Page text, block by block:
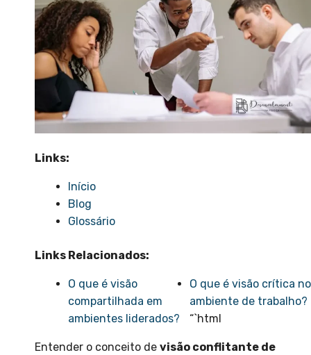
Links:
Início
Blog
Glossário
Links Relacionados:
O que é visão
compartilhada em
ambientes liderados?
O que é visão crítica no
ambiente de trabalho?
“`html
Entender o conceito de visão conflitante de